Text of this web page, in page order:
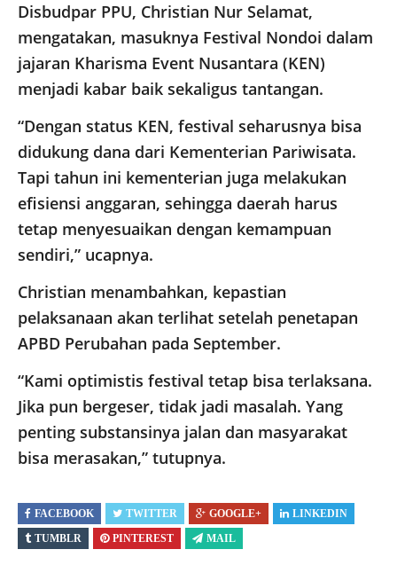
Disbudpar PPU, Christian Nur Selamat,
mengatakan, masuknya Festival Nondoi dalam
jajaran Kharisma Event Nusantara (KEN)
menjadi kabar baik sekaligus tantangan.
“Dengan status KEN, festival seharusnya bisa
didukung dana dari Kementerian Pariwisata.
Tapi tahun ini kementerian juga melakukan
efisiensi anggaran, sehingga daerah harus
tetap menyesuaikan dengan kemampuan
sendiri,” ucapnya.
Christian menambahkan, kepastian
pelaksanaan akan terlihat setelah penetapan
APBD Perubahan pada September.
“Kami optimistis festival tetap bisa terlaksana.
Jika pun bergeser, tidak jadi masalah. Yang
penting substansinya jalan dan masyarakat
bisa merasakan,” tutupnya.
FACEBOOK TWITTER GOOGLE+
LINKEDIN
TUMBLR
PINTEREST MAIL